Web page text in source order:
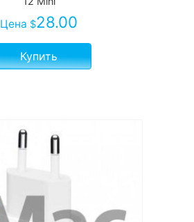
Цена $28.00
Купить